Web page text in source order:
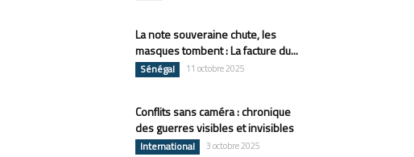
La note souveraine chute, les
masques tombent : La facture du...
Sénégal 11 octobre 2025
Conflits sans caméra : chronique
des guerres visibles et invisibles
International 3 octobre 2025